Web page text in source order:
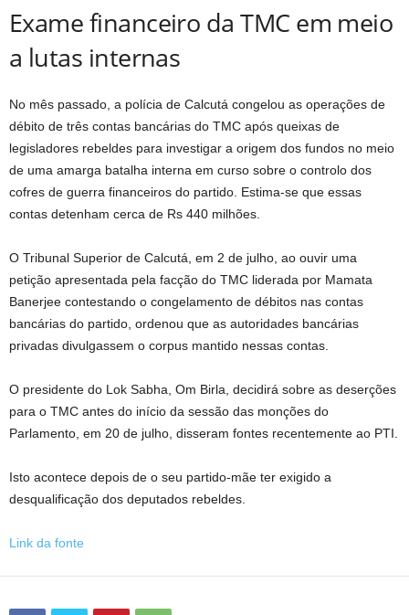
Exame financeiro da TMC em meio
a lutas internas
No mês passado, a polícia de Calcutá congelou as operações de
débito de três contas bancárias do TMC após queixas de
legisladores rebeldes para investigar a origem dos fundos no meio
de uma amarga batalha interna em curso sobre o controlo dos
cofres de guerra financeiros do partido. Estima-se que essas
contas detenham cerca de Rs 440 milhões.
O Tribunal Superior de Calcutá, em 2 de julho, ao ouvir uma
petição apresentada pela facção do TMC liderada por Mamata
Banerjee contestando o congelamento de débitos nas contas
bancárias do partido, ordenou que as autoridades bancárias
privadas divulgassem o corpus mantido nessas contas.
O presidente do Lok Sabha, Om Birla, decidirá sobre as deserções
para o TMC antes do início da sessão das monções do
Parlamento, em 20 de julho, disseram fontes recentemente ao PTI.
Isto acontece depois de o seu partido-mãe ter exigido a
desqualificação dos deputados rebeldes.
Link da fonte